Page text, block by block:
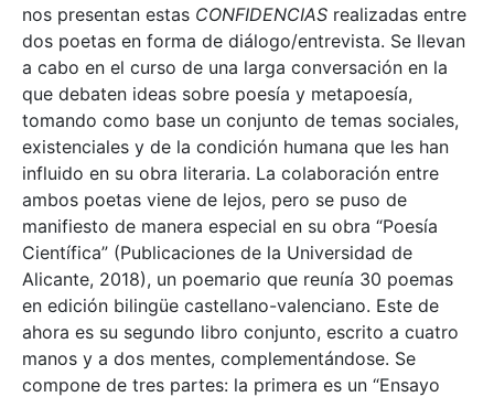
nos presentan estas CONFIDENCIAS realizadas entre
dos poetas en forma de diálogo/entrevista. Se llevan
a cabo en el curso de una larga conversación en la
que debaten ideas sobre poesía y metapoesía,
tomando como base un conjunto de temas sociales,
existenciales y de la condición humana que les han
influido en su obra literaria. La colaboración entre
ambos poetas viene de lejos, pero se puso de
manifiesto de manera especial en su obra “Poesía
Científica” (Publicaciones de la Universidad de
Alicante, 2018), un poemario que reunía 30 poemas
en edición bilingüe castellano-valenciano. Este de
ahora es su segundo libro conjunto, escrito a cuatro
manos y a dos mentes, complementándose. Se
compone de tres partes: la primera es un “Ensayo